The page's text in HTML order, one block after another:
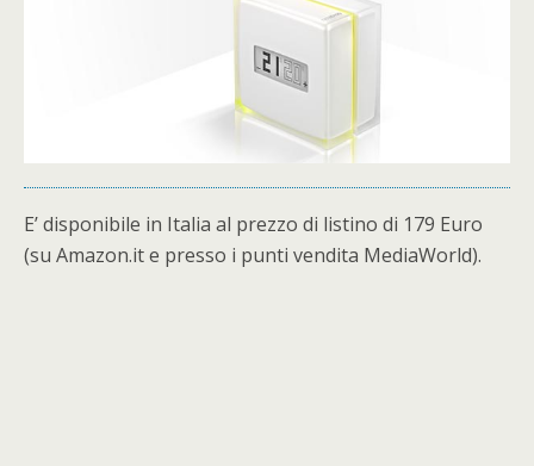
E’ disponibile in Italia al prezzo di listino di 179 Euro
(su Amazon.it e presso i punti vendita MediaWorld).